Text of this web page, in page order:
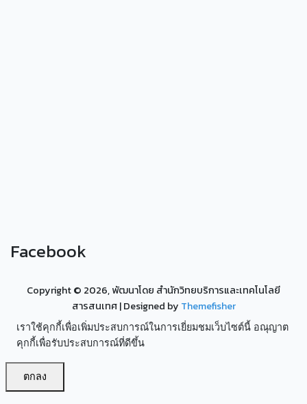
Facebook
Copyright © 2026, พัฒนาโดย สำนักวิทยบริการและเทคโนโลยี
สารสนเทศ| Designed by Themefisher
เราใช้คุกกี้เพื่อเพิ่มประสบการณ์ในการเยี่ยมชมเว็บไซต์นี้ อณุญาต
คุกกี้เพื่อรับประสบการณ์ที่ดีขึ้น
ตกลง